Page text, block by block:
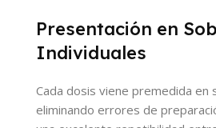
Presentación en
Individuales
Cada dosis viene premedida en
eliminando errores de